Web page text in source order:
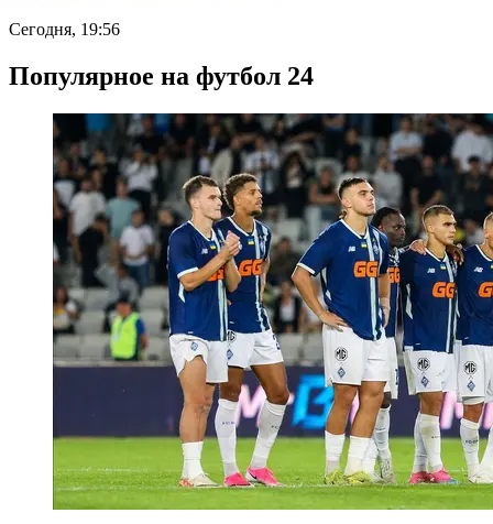
Сегодня, 19:56
Популярное на футбол 24